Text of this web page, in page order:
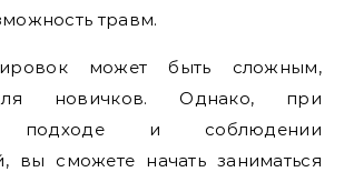
травм.
может быть сложным,
новичков. Однако, при
подходе и соблюдении
вы сможете начать заниматься